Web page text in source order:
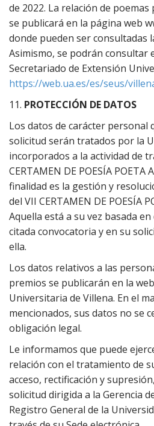
de 2022. La relación de
se publicará en la página web
donde pueden ser consultadas
Asimismo, se podrán consultar
Secretariado de Extensión
https://web.ua.es/es/seus/
11. PROTECCIÓN DE DATOS
Los datos de carácter personal
solicitud serán tratados por la
incorporados a la actividad de
CERTAMEN DE POESÍA POETA
finalidad es la gestión y
del VII CERTAMEN DE POESÍA
Aquella está a su vez basada
citada convocatoria y en su
ella.
Los datos relativos a las
premios se publicarán en la
Universitaria de Villena. En el
mencionados, sus datos no se
obligación legal.
Le informamos que puede
relación con el tratamiento de
acceso, rectificación y
solicitud dirigida a la Gerencia
Registro General de la